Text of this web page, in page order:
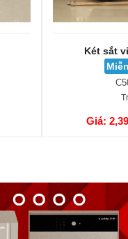
Két sắt
Giá:
GIỎ HÀNG